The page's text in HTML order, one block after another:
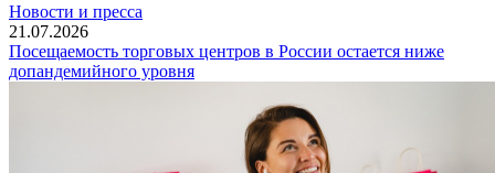
Новости и пресса
21.07.2026
Посещаемость торговых центров в России остается ниже
допандемийного уровня